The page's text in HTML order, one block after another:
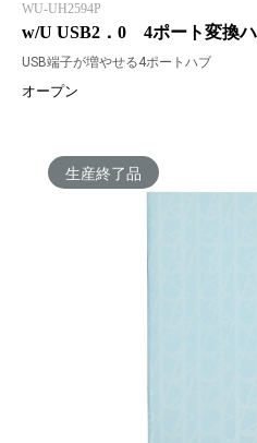
WU-UH2594P
w/U USB2．0 4ポート変換
USB端子が増やせる4ポートハブ
オープン
生産終了品